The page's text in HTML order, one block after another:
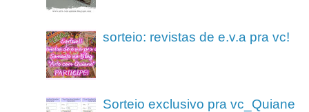
sorteio: revistas de e.v.a pra vc!
Sorteio exclusivo pra vc_Quiane